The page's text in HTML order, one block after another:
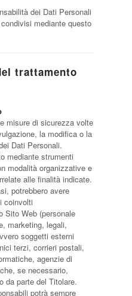
dei Dati Personali
mediante questo
trattamento
misure di sicurezza volte
la modifica o la
Dati Personali.
mediante strumenti
modalità organizzative e
alle finalità indicate.
potrebbero avere
coinvolti
Sito Web (personale
marketing, legali,
soggetti esterni
terzi, corrieri postali,
agenzie di
se necessario,
da parte del Titolare.
potrà sempre